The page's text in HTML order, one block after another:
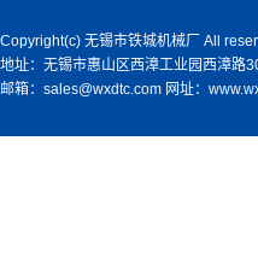
Copyright(c) 无锡市铁城机械厂 All
地址：无锡市惠山区西漳工业园西漳路
邮箱：sales@wxdtc.com 网址：